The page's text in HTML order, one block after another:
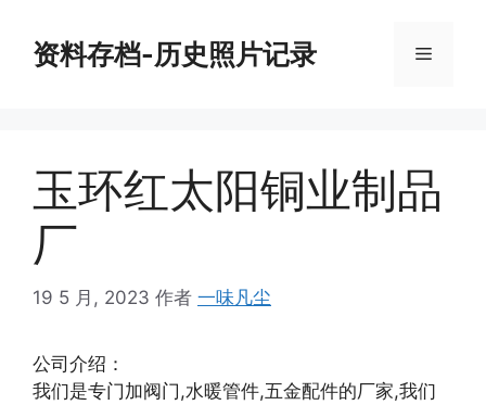
资料存档-历史照片记录 菜
玉环红太阳铜业制品
厂
19 5 月, 2023 作者 一味凡尘
公司介绍：
我们是专门加阀门,水暖管件,五金配件的厂家,我们